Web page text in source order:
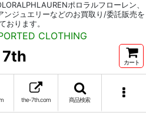
ポロラルフローレン、
ンジュエリーなどのお買取り/委託販売を
おります。
CLOTHING
7th カート
the-7th.com 商品検索